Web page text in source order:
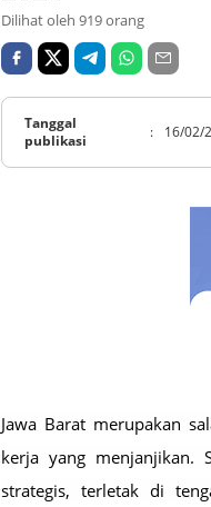
Dilihat oleh 919 orang
Tanggal
publikasi
: 16/02/
Jawa Barat merupakan
kerja yang menjanjikan.
strategis, terletak di